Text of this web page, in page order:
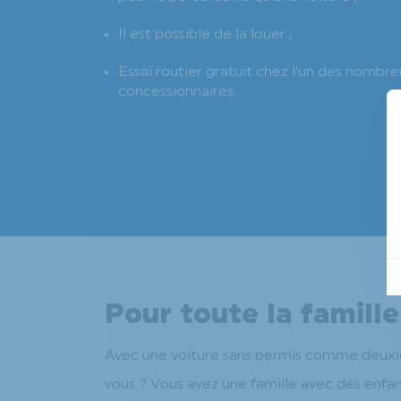
Il est possible de la louer ;
Essai routier gratuit chez l’un des
concessionnaires.
Pour toute la famille
Avec une voiture sans permis comme
vous ? Vous avez une famille avec des